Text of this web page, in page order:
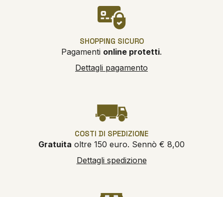
SHOPPING SICURO
Pagamenti online protetti.
Dettagli pagamento
COSTI DI SPEDIZIONE
Gratuita oltre 150 euro. Sennò € 8,00
Dettagli spedizione